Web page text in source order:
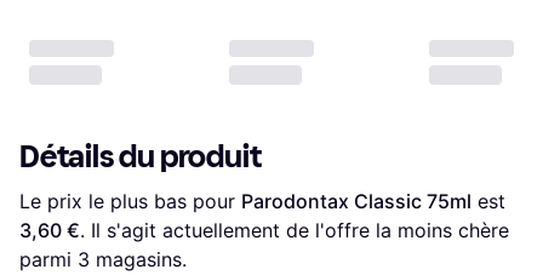
Détails du produit
Le prix le plus bas pour Parodontax Classic 75ml
3,60 €. Il s'agit actuellement de l'offre la moins chère
parmi 3 magasins.